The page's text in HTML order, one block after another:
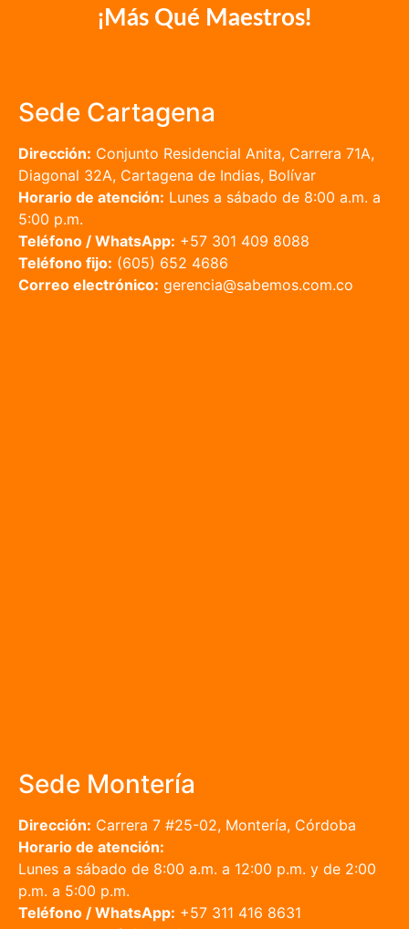
¡Más Qué Maestros!
Sede Cartagena
Dirección: Conjunto Residencial Anita, Carrera 71A,
Diagonal 32A, Cartagena de Indias, Bolívar
Horario de atención: Lunes a sábado de 8:00 a.m. a
5:00 p.m.
Teléfono / WhatsApp: +57 301 409 8088
Teléfono fijo: (605) 652 4686
Correo electrónico: gerencia@sabemos.com.co
Sede Montería
Dirección: Carrera 7 #25-02, Montería, Córdoba
Horario de atención:
Lunes a sábado de 8:00 a.m. a 12:00 p.m. y de 2:00
p.m. a 5:00 p.m.
Teléfono / WhatsApp: +57 311 416 8631